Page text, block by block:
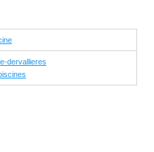
dervallieres